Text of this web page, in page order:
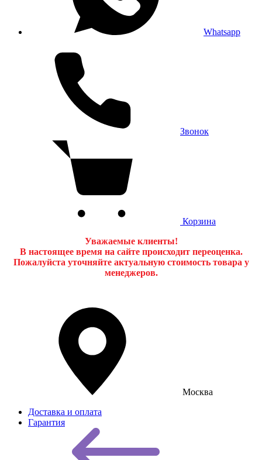
Whatsapp
Звонок
Корзина
Уважаемые клиенты!
В настоящее время на сайте происходит переоценка.
Пожалуйста уточняйте актуальную стоимость товара у
менеджеров.
Москва
Доставка и оплата
Гарантия